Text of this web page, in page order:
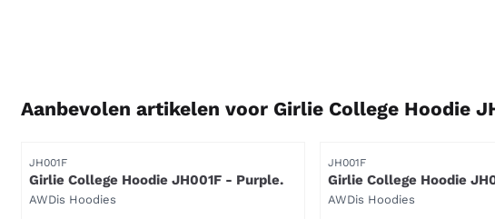
Aanbevolen artikelen voor Girlie College Hoodie
Artikelnummer
JH001F
Girlie College Hoodie JH001F - Purple.
Merk:
AWDis Hoodies
Artikelnummer
JH001F
Girlie College Hoodie
Merk:
AWDis Hoodies